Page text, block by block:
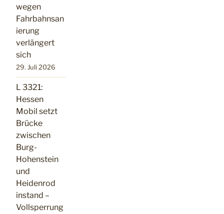
wegen
Fahrbahnsan
ierung
verlängert
sich
29. Juli 2026
L 3321:
Hessen
Mobil setzt
Brücke
zwischen
Burg-
Hohenstein
und
Heidenrod
instand –
Vollsperrung